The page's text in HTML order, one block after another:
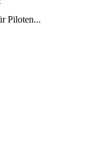
Piloten...